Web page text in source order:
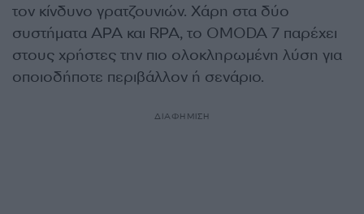
τον κίνδυνο γρατζουνιών. Χάρη στα δύο
συστήματα APA και RPA, το OMODA 7 παρέχει
στους χρήστες την πιο ολοκληρωμένη λύση για
οποιοδήποτε περιβάλλον ή σενάριο.
ΔΙΑΦΗΜΙΣΗ